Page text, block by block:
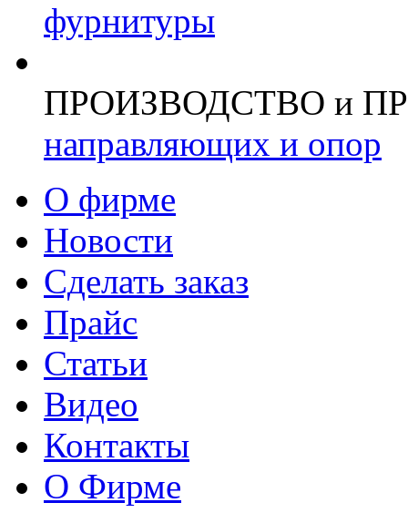
фурнитуры
ПРОИЗВОДСТВО и
направляющих и опор
О фирме
Новости
Сделать заказ
Прайс
Статьи
Видео
Контакты
О Фирме